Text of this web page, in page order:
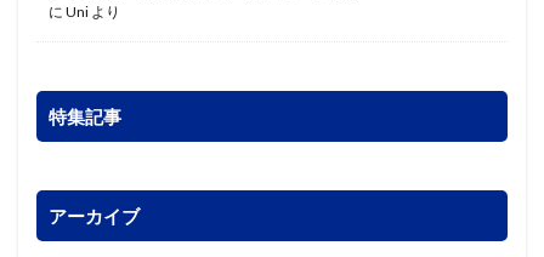
に Uni より
特集記事
アーカイブ